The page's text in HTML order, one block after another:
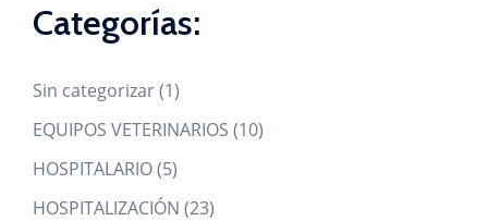
Categorías:
Sin categorizar 11
product
EQUIPOS VETERINARIOS 1010
HOSPITALARIO 55
products
HOSPITALIZACIÓN 2323